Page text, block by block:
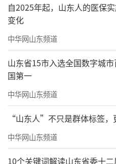
电话：0531-
接待中心：济南西
自2025年起，山东人的医保
变化
中华网山东频道
山东省15市入选全国数字城
国第一
中华网山东频道
“山东人”不只是群体标签，
中华网山东频道
10个关键词解读山东省委十